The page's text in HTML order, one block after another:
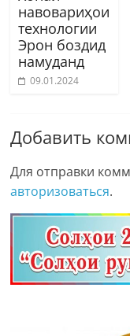
навовариҳои
технологии
Эрон боздид
намуданд
09.01.2024
Добавить
Для отправки
авторизоваться.